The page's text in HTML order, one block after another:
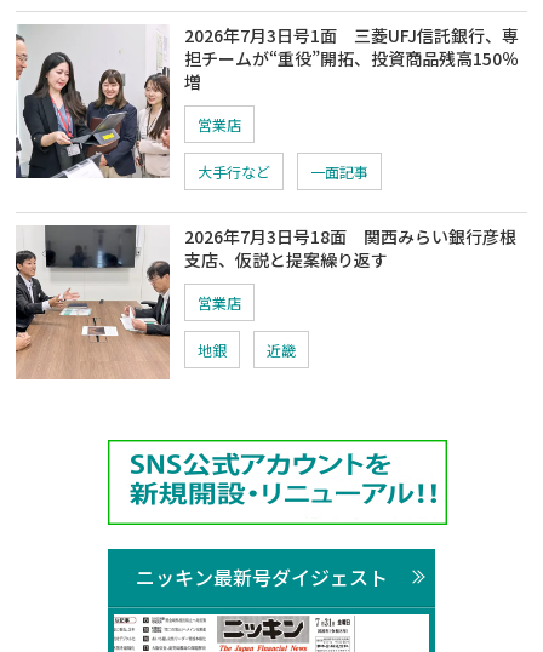
2026年7月3日号1面 三菱UFJ信託銀行、専
担チームが“重役”開拓、投資商品残高150％
増
営業店
大手行など 一面記事
2026年7月3日号18面 関西みらい銀行彦根
支店、仮説と提案繰り返す
営業店
地銀 近畿
ニッキン最新号ダイジェスト